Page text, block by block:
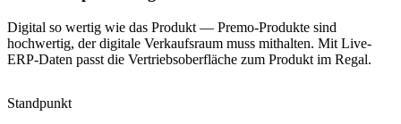
Digital so wertig wie das Produkt — Premo-Produkte sind
hochwertig, der digitale Verkaufsraum muss mithalten. Mit Live-
ERP-Daten passt die Vertriebsoberfläche zum Produkt im Regal.
Standpunkt